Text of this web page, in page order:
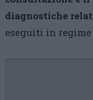
diagnostiche
eseguiti in